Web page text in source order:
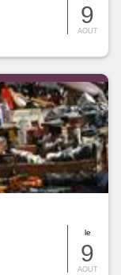
9
AOUT
le
9
AOUT